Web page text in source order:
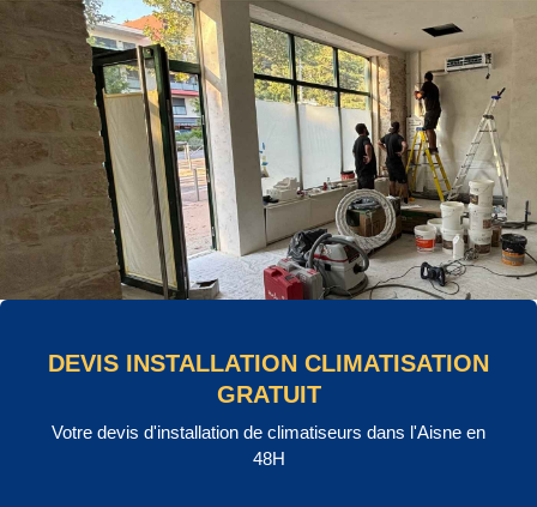
DEVIS INSTALLATION CLIMATISATION
GRATUIT
Votre devis d'installation de climatiseurs dans l'Aisne en
48H